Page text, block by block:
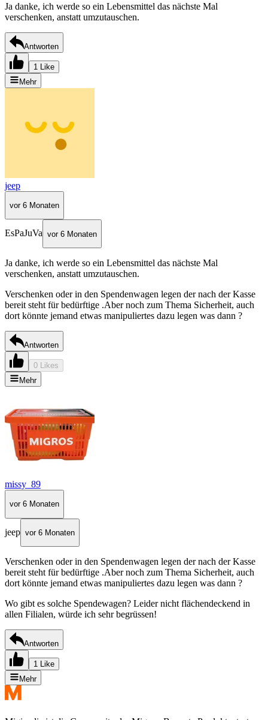
Ja danke, ich werde so ein Lebensmittel das nächste Mal
verschenken, anstatt umzutauschen.
Antworten
1 Like
Mehr
jeep
vor 6 Monaten
EsPaJuVa vor 6 Monaten
Ja danke, ich werde so ein Lebensmittel das nächste Mal
verschenken, anstatt umzutauschen.
Verschenken oder in den Spendenwagen legen der nach der Kasse
bereit steht für bedürftige .Aber noch zum Thema Sicherheit, auch
dort könnte jemand etwas manipuliertes dazu legen was dann ?
Antworten
0 Likes
Mehr
missy_89
vor 6 Monaten
jeep vor 6 Monaten
Verschenken oder in den Spendenwagen legen der nach der Kasse
bereit steht für bedürftige .Aber noch zum Thema Sicherheit, auch
dort könnte jemand etwas manipuliertes dazu legen was dann ?
Wo gibt es solche Spendewagen? Leider nicht flächendeckend in
allen Filialen, würde ich sehr begrüssen!
Antworten
1 Like
Mehr